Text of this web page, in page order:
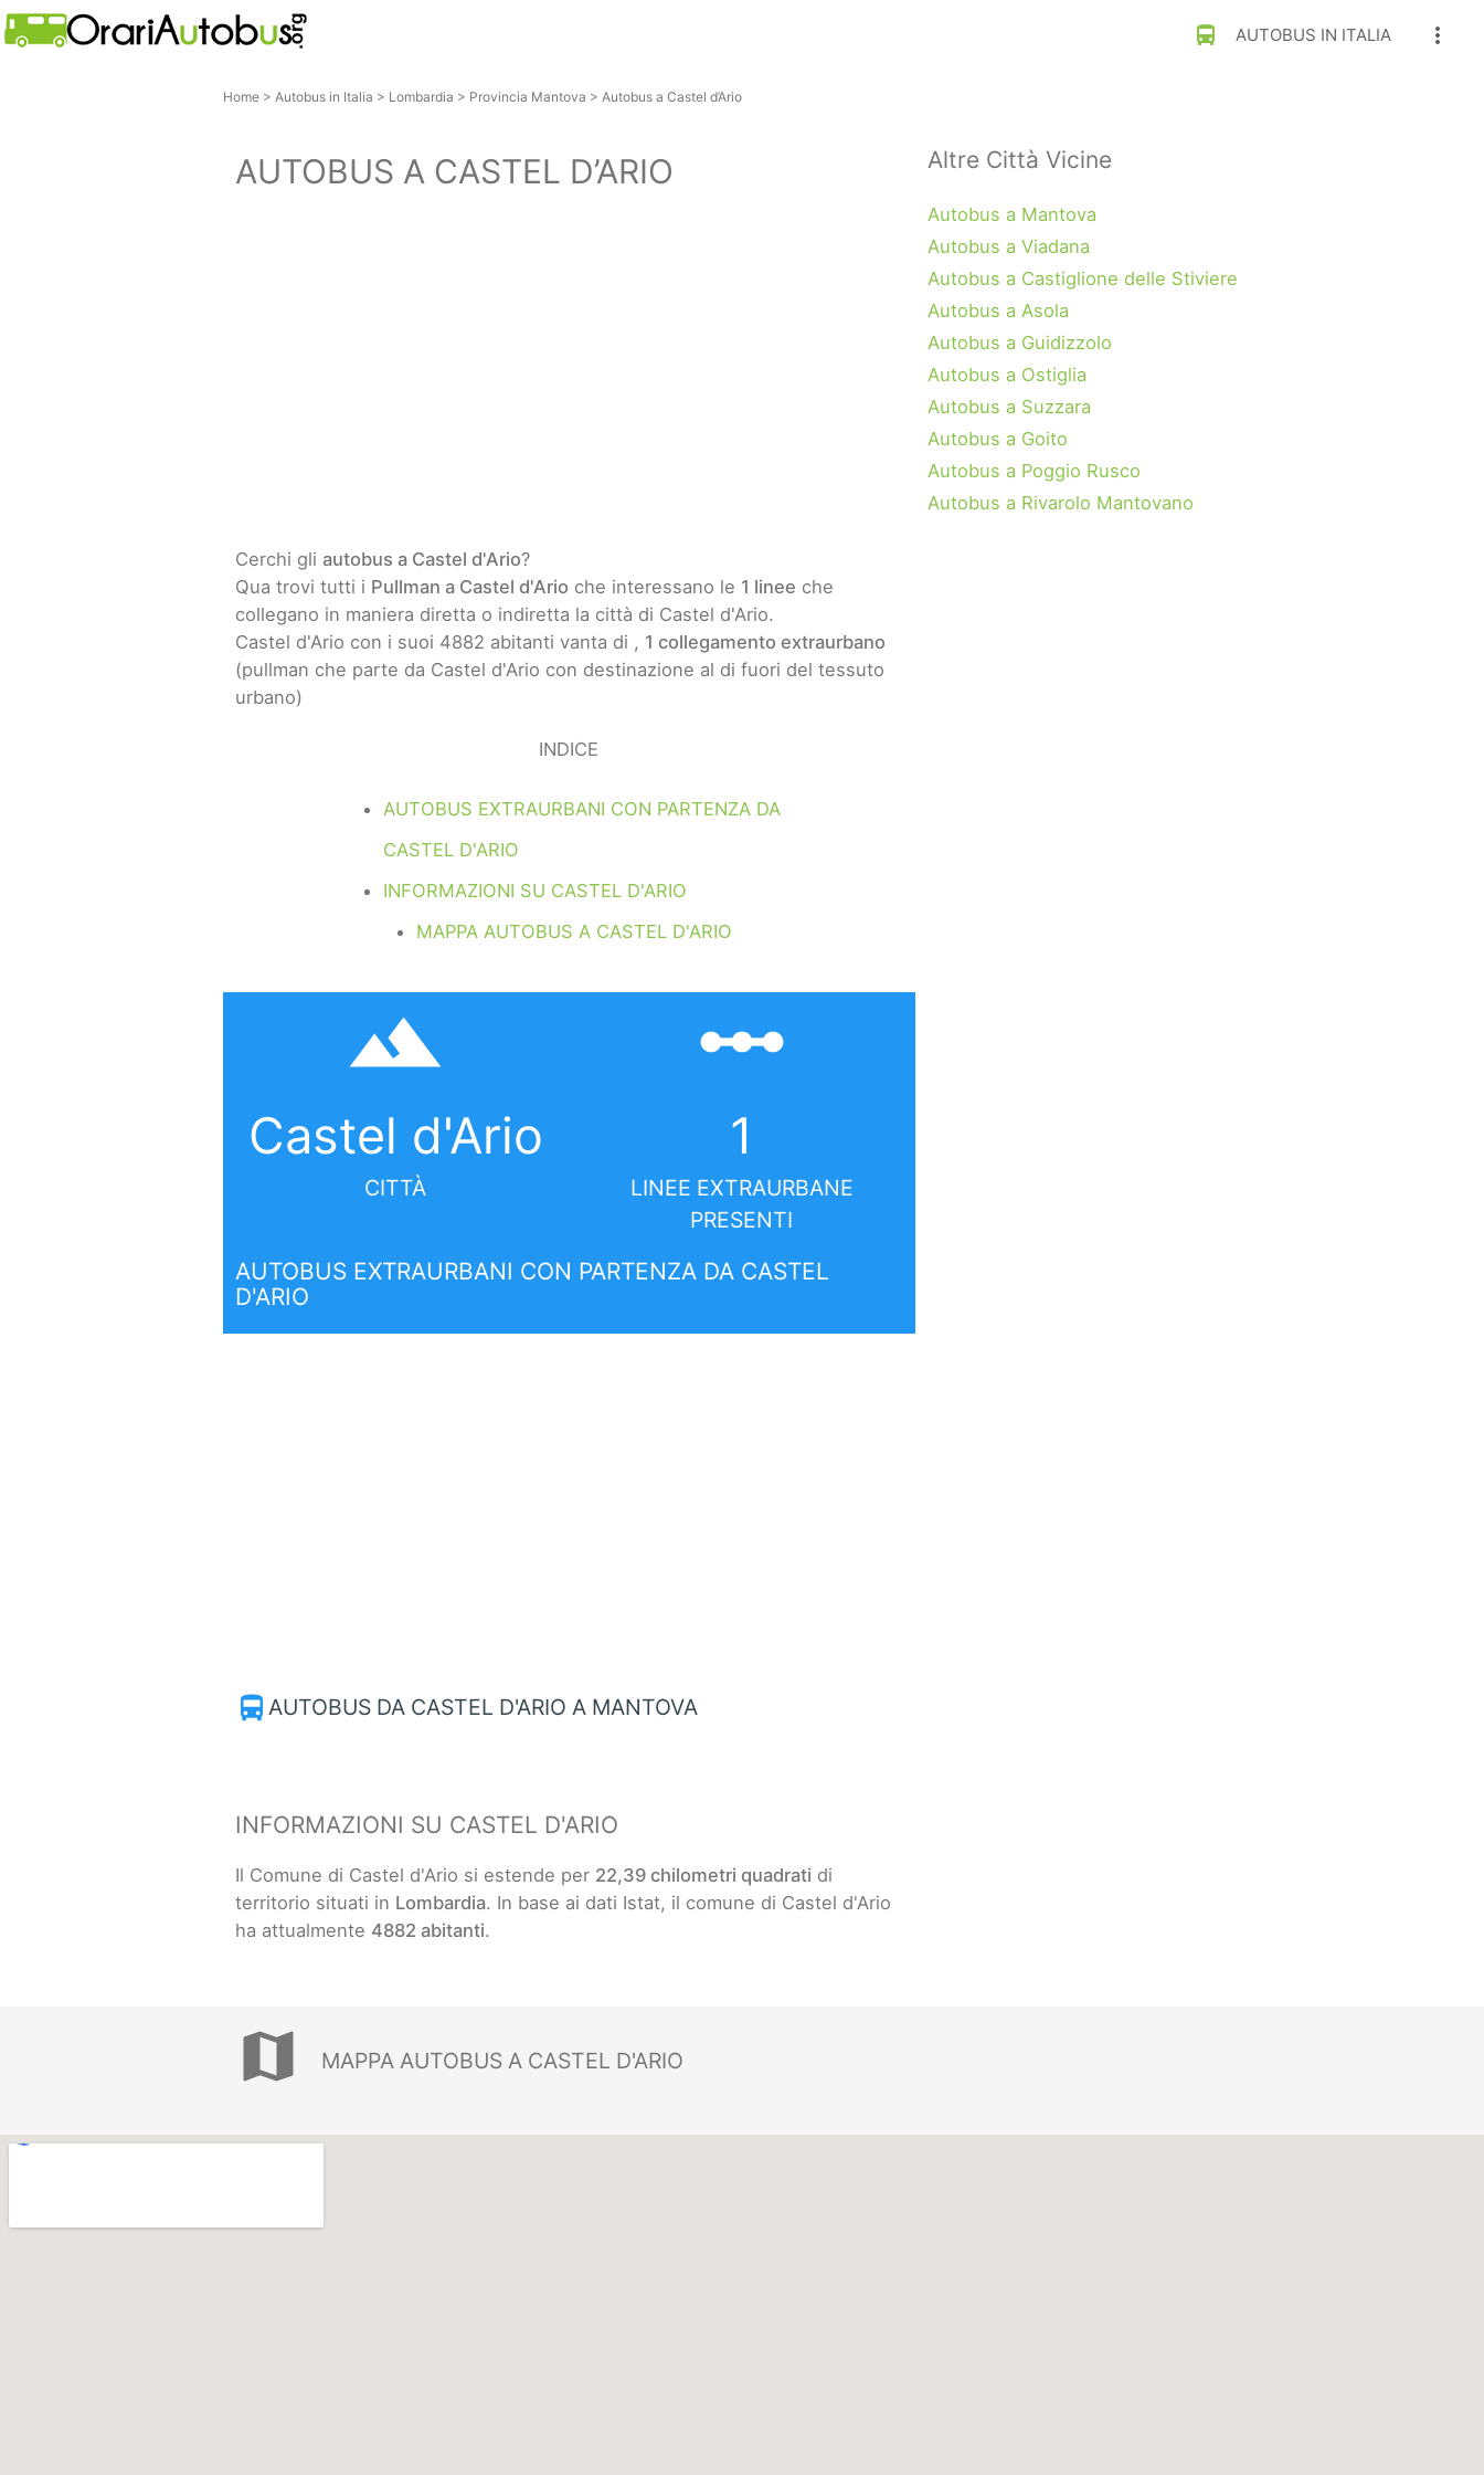
directions_bus AUTOBUS IN ITALIA more_vert
Home> Autobus in Italia > Lombardia > Provincia Mantova > Autobus a Castel d’Ario
AUTOBUS A CASTEL D’ARIO
Cerchi gli autobus a Castel d'Ario?
Qua trovi tutti i Pullman a Castel d'Ario che interessano le 1 linee che
collegano in maniera diretta o indiretta la città di Castel d'Ario.
Castel d'Ario con i suoi 4882 abitanti vanta di , 1 collegamento extraurbano
(pullman che parte da Castel d'Ario con destinazione al di fuori del tessuto
urbano)
INDICE
AUTOBUS EXTRAURBANI CON PARTENZA DA
CASTEL D'ARIO
INFORMAZIONI SU CASTEL D'ARIO
MAPPA AUTOBUS A CASTEL D'ARIO
filter_hdr
Castel d'Ario
CITTÀ
linear_scale
1
LINEE EXTRAURBANE
PRESENTI
AUTOBUS EXTRAURBANI CON PARTENZA DA CASTEL
D'ARIO
directions_bus AUTOBUS DA CASTEL D'ARIO A MANTOVA
INFORMAZIONI SU CASTEL D'ARIO
Il Comune di Castel d'Ario si estende per 22,39 chilometri quadrati di
territorio situati in Lombardia. In base ai dati Istat, il comune di Castel d'Ario
ha attualmente 4882 abitanti.
Altre Città Vicine
Autobus a Mantova
Autobus a Viadana
Autobus a Castiglione delle Stiviere
Autobus a Asola
Autobus a Guidizzolo
Autobus a Ostiglia
Autobus a Suzzara
Autobus a Goito
Autobus a Poggio Rusco
Autobus a Rivarolo Mantovano
map MAPPA AUTOBUS A CASTEL D'ARIO